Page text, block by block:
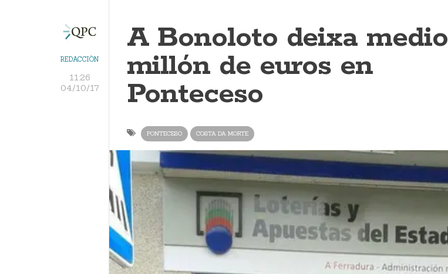
REDACCIÓN
11:26
04/10/17
A Bonoloto deixa medio
millón de euros en
Ponteceso
PONTECESO COSTA DA MORTE